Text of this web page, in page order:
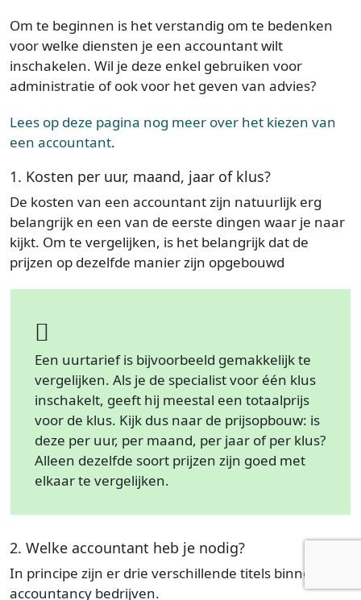
Om te beginnen is het verstandig om te bedenken
voor welke diensten je een accountant wilt
inschakelen. Wil je deze enkel gebruiken voor
administratie of ook voor het geven van advies?
Lees op deze pagina nog meer over het kiezen van
een accountant.
1. Kosten per uur, maand, jaar of klus?
De kosten van een accountant zijn natuurlijk erg
belangrijk en een van de eerste dingen waar je naar
kijkt. Om te vergelijken, is het belangrijk dat de
prijzen op dezelfde manier zijn opgebouwd
Een uurtarief is bijvoorbeeld gemakkelijk te
vergelijken. Als je de specialist voor één klus
inschakelt, geeft hij meestal een totaalprijs
voor de klus. Kijk dus naar de prijsopbouw: is
deze per uur, per maand, per jaar of per klus?
Alleen dezelfde soort prijzen zijn goed met
elkaar te vergelijken.
2. Welke accountant heb je nodig?
In principe zijn er drie verschillende titels binnen
accountancy bedrijven.